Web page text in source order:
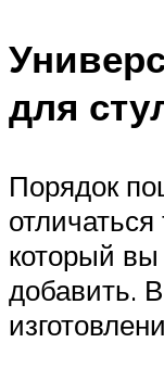
для
Порядок
который
добавить.